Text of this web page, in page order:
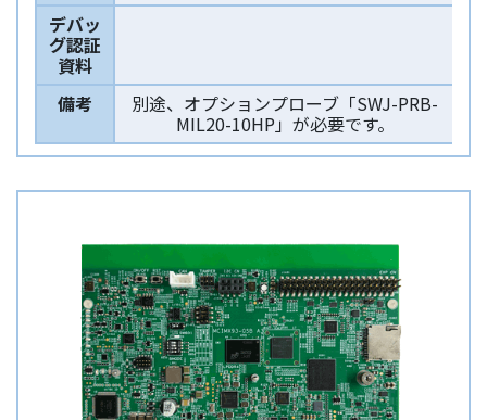
デバッ
グ認証
資料
備考
別途、オプションプローブ「SWJ-PRB-
MIL20-10HP」が必要です。